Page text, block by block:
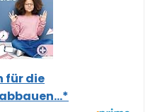
für die